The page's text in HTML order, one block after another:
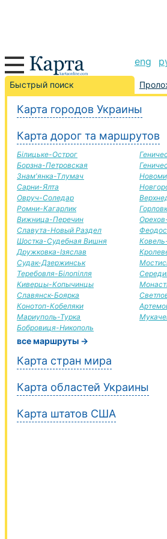
eng
Быстрый поиск
Карта городов Украины
Карта дорог та маршрутов
Білицьке-Острог
Борзна-Петровская
Знам'янка-Тлумач
Сарни-Ялта
Овруч-Соледар
Ромни-Кагарлик
Вижница-Перечин
Славута-Новый Раздел
Шостка-Судебная Вишня
Дружковка-Ізяслав
Судак-Дзержинськ
Теребовля-Білопілля
Киверцы-Копычинцы
Славянск-Боярка
Конотоп-Кобеляки
Мариуполь-Турка
Бобровиця-Никополь
все маршруты →
Карта стран мира
Карта областей Украины
Карта штатов США
Красный Лиман-Николаев
Лиман-Николаев,
+
−